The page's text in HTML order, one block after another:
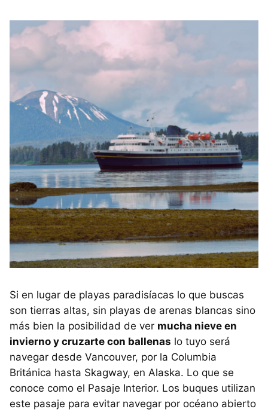
Si en lugar de playas paradisíacas lo que buscas
son tierras altas, sin playas de arenas blancas sino
más bien la posibilidad de ver mucha nieve en
invierno y cruzarte con ballenas lo tuyo será
navegar desde Vancouver, por la Columbia
Británica hasta Skagway, en Alaska. Lo que se
conoce como el Pasaje Interior. Los buques utilizan
este pasaje para evitar navegar por océano abierto